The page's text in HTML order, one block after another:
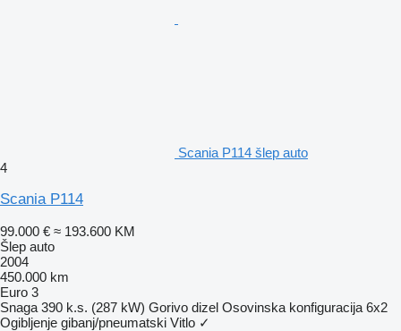
Scania P114 šlep auto
4
Scania P114
99.000 € ≈ 193.600 KM
Šlep auto
2004
450.000 km
Euro 3
Snaga 390 k.s. (287 kW) Gorivo dizel Osovinska konfiguracija 6x2
Ogibljenje gibanj/pneumatski Vitlo ✓